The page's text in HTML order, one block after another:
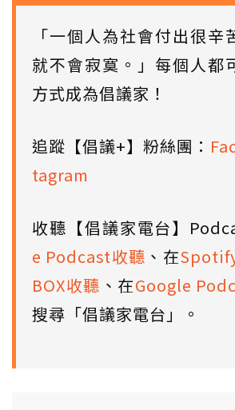
「一個人為社會付出很辛
就不會寂寞。」每個人都
方式成為倡議家！
追蹤【倡議+】粉絲團：
tagram
收聽【倡議家電台】
e Podcast收聽 、在
BOX收聽 、在Google
搜尋「倡議家電台」。